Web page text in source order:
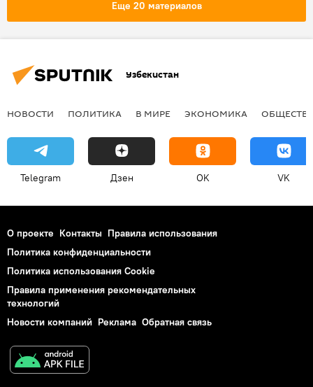
Общество
Еще 20 материалов
Узбекистан
НОВОСТИ ПОЛИТИКА В МИРЕ ЭКОНОМИКА
Telegram Дзен OK VK
О проекте Контакты Правила использования
Политика конфиденциальности
Политика использования Cookie
Правила применения рекомендательных
технологий
Новости компаний Реклама Обратная связь